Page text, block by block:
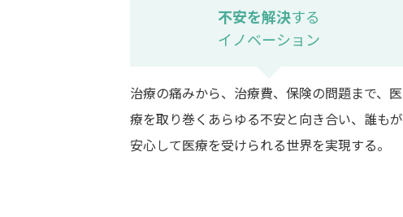
不安を解決する
イノベーション
治療の痛みから、治療費、保険の問題まで、医
療を取り巻くあらゆる不安と向き合い、誰もが
安心して医療を受けられる世界を実現する。